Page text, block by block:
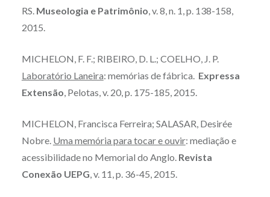
RS. Museologia e Patrimônio, v. 8, n. 1, p. 138-158,
2015.
MICHELON, F. F.; RIBEIRO, D. L.; COELHO, J. P.
Laboratório Laneira: memórias de fábrica. Expressa
Extensão, Pelotas, v. 20, p. 175-185, 2015.
MICHELON, Francisca Ferreira; SALASAR, Desirée
Nobre. Uma memória para tocar e ouvir: mediação e
acessibilidade no Memorial do Anglo. Revista
Conexão UEPG, v. 11, p. 36-45, 2015.